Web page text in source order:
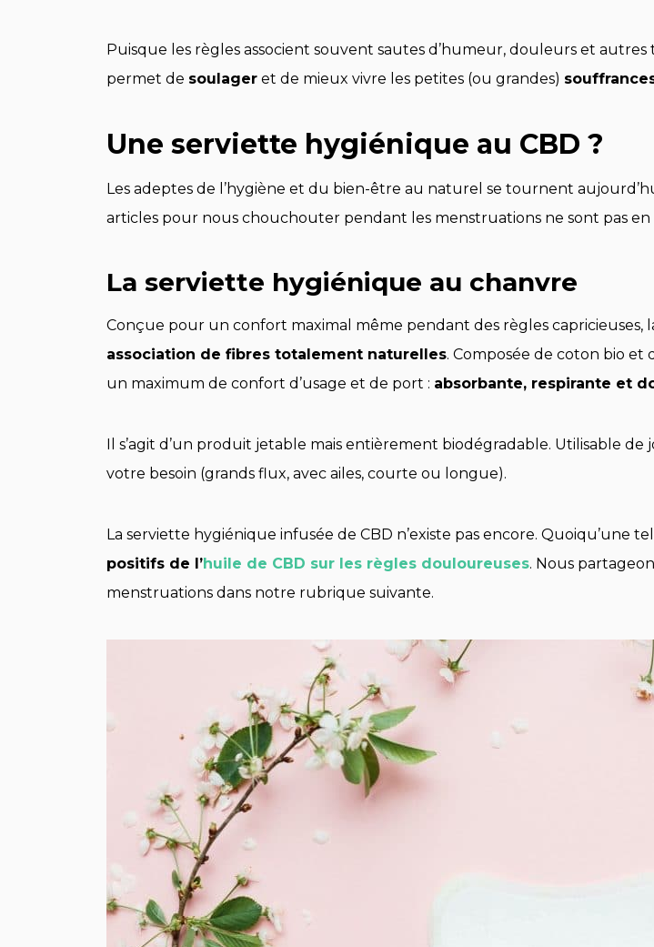
Puisque les règles associent souvent sautes d’humeur, douleurs et
permet de soulager et de mieux vivre les petites (ou grandes)
Une serviette hygiénique au CBD ?
Les adeptes de l’hygiène et du bien-être au naturel se tournent
articles pour nous chouchouter pendant les menstruations ne sont pas en
La serviette hygiénique au chanvre
Conçue pour un confort maximal même pendant des règles
association de fibres totalement naturelles. Composée de coton bio
un maximum de confort d’usage et de port : absorbante, respirante et
Il s’agit d’un produit jetable mais entièrement biodégradable. Utilisable
votre besoin (grands flux, avec ailes, courte ou longue).
La serviette hygiénique infusée de CBD n’existe pas encore. Quoiqu’une
positifs de l’huile de CBD sur les règles douloureuses. Nous
menstruations dans notre rubrique suivante.